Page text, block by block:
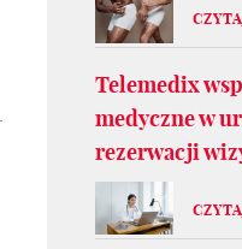
Telemedix
medyczne w
rezerwacji